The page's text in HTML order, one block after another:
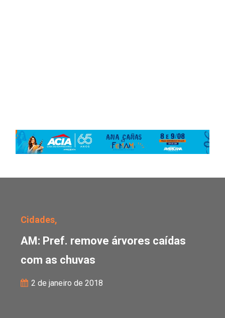
Cidades,
AM: Pref. remove árvores caídas
com as chuvas
2 de janeiro de 2018